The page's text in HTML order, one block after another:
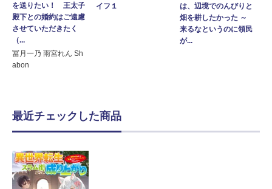
を送りたい！ 王太子
殿下との婚約はご遠慮
させていただきたく
（...
冨月一乃 雨宮れん Sh
abon
イフ１
は、辺境でのんびりと
畑を耕したかった ～
来るなというのに領民
が...
最近チェックした商品